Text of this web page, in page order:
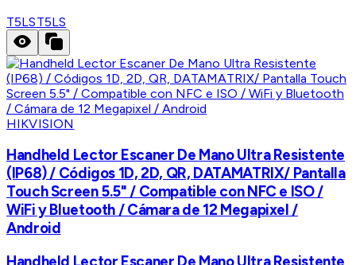
T5LST5LS
HIKVISION
Handheld Lector Escaner De Mano Ultra Resistente
(IP68) / Códigos 1D, 2D, QR, DATAMATRIX/ Pantalla
Touch Screen 5.5" / Compatible con NFC e ISO /
WiFi y Bluetooth / Cámara de 12 Megapixel /
Android